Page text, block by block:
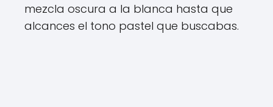
mezcla oscura a la blanca hasta que
alcances el tono pastel que buscabas.